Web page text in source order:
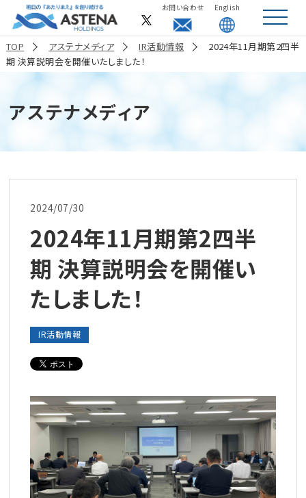
お問い合わせ English
toggle
TOP アステナメディア IR活動情報
2024年11月期第2四半
期 決算説明会を開催いたしました！
アステナメディア
2024/07/30
2024年11月期第2四半
期 決算説明会を開催い
たしました！
IR活動情報